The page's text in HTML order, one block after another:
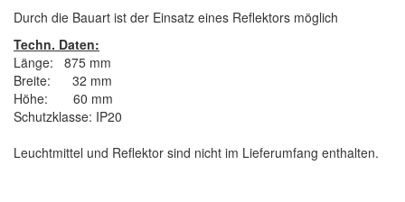
Durch die Bauart ist der Einsatz eines Reflektors möglich
Techn. Daten:
Länge: 875 mm
Breite: 32 mm
Höhe: 60 mm
Schutzklasse: IP20
Leuchtmittel und Reflektor sind nicht im Lieferumfang enthalten.